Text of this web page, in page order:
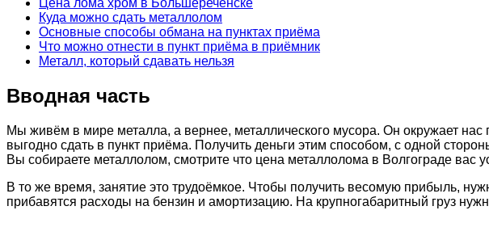
Куда можно сдать металлолом
Основные способы обмана на пунктах приёма
Что можно отнести в пункт приёма в приёмник
Металл, который сдавать нельзя
Вводная часть
Мы живём в мире металла, а вернее, металлического мусора. Он окружает
выгодно сдать в пункт приёма. Получить деньги этим способом, с одной
Вы собираете металлолом, смотрите что цена металлолома в Волгограде вас
В то же время, занятие это трудоёмкое. Чтобы получить весомую прибыль,
прибавятся расходы на бензин и амортизацию. На крупногабаритный груз